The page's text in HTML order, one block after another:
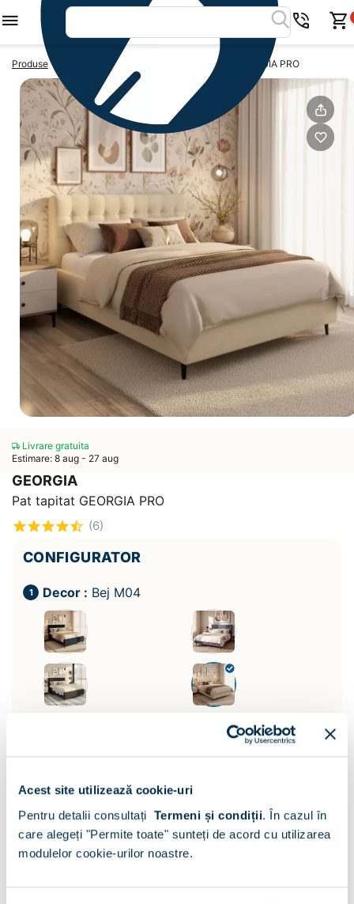
Acest site utilizează cookie-uri
Pentru detalii consultați Termeni și condiții. În cazul în
care alegeți "Permite toate" sunteți de acord cu utilizarea
modulelor cookie-urilor noastre.
Produse Paturi tapitate 160x200 Pat tapitat GEORGIA PRO
Livrare gratuita
Estimare: 8 aug - 27 aug
GEORGIA
Pat tapitat GEORGIA PRO
(6)
CONFIGURATOR
Decor : Bej M04